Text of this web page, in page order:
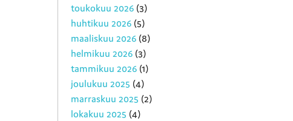
toukokuu 2026 (3)
huhtikuu 2026 (5)
maaliskuu 2026 (8)
helmikuu 2026 (3)
tammikuu 2026 (1)
joulukuu 2025 (4)
marraskuu 2025 (2)
lokakuu 2025 (4)